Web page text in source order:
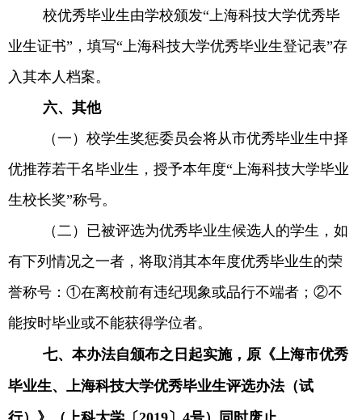
校优秀毕业生由学校颁发“上海科技大学优秀毕
业生证书”，填写“上海科技大学优秀毕业生登记表”存
入其本人档案。
六、其他
（一）校学生奖惩委员会将从市优秀毕业生中择
优推荐若干名毕业生，授予本年度“上海科技大学毕业
生校长奖”称号。
（二）已被评选为优秀毕业生候选人的学生，如
有下列情况之一者，将取消其本年度优秀毕业生的荣
誉称号：①在离校前有违纪现象或品行不端者；②不
能按时毕业或不能获得学位者。
七、本办法自颁布之日起实施，原《上海市优秀
毕业生、上海科技大学优秀毕业生评选办法（试